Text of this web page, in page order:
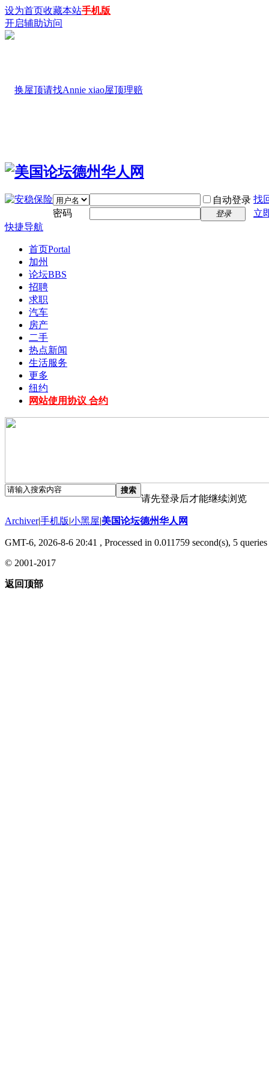
设为首页收藏本站手机版
开启辅助访问
自动登录 找
密码
登录
立
快捷导航
首页Portal
加州
论坛BBS
招聘
求职
汽车
房产
二手
热点新闻
生活服务
更多
纽约
网站使用协议 合约
搜索
请先登录后才能继续浏览
Archiver|手机版|小黑屋|美国论坛德州华人网
GMT-6, 2026-8-6 20:41 , Processed in 0.011759 second(s), 5 queries
© 2001-2017
返回顶部